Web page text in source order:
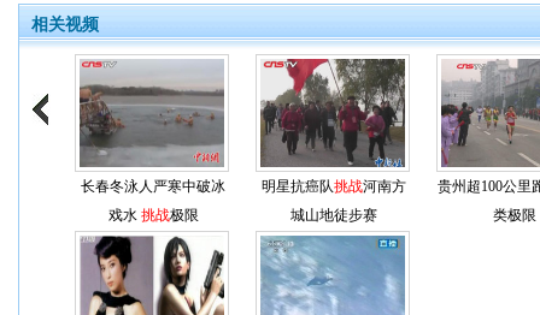
相关视频
长春冬泳人严寒中破冰
戏水 挑战极限
明星抗癌队挑战河南方
城山地徒步赛
贵州超100公里
类极限